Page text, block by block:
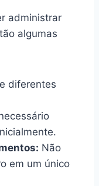
administrar
algumas
diferentes
Não
em um único